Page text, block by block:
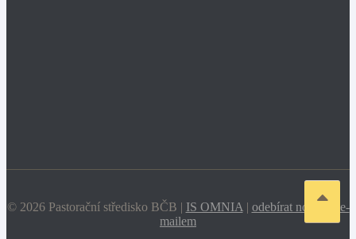
© 2026 Pastorační středisko BČB | IS OMNIA | odebírat novinky e-
mailem